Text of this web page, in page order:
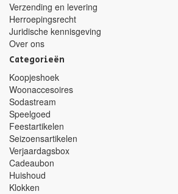
Verzending en levering
Herroepingsrecht
Juridische kennisgeving
Over ons
Categorieën
Koopjeshoek
Woonaccesoires
Sodastream
Speelgoed
Feestartikelen
Seizoensartikelen
Verjaardagsbox
Cadeaubon
Huishoud
Klokken